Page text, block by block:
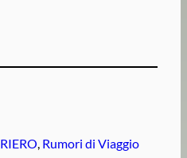
Rumori di Viaggio